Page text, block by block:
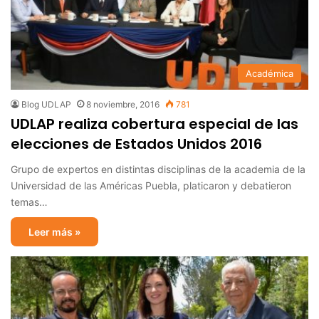
Académica
Blog UDLAP 8 noviembre, 2016 781
UDLAP realiza cobertura especial de las
elecciones de Estados Unidos 2016
Grupo de expertos en distintas disciplinas de la academia de la
Universidad de las Américas Puebla, platicaron y debatieron
temas…
Leer más »